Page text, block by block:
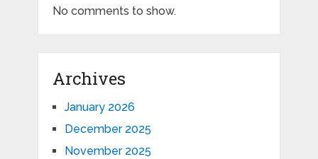
No comments to show.
Archives
January 2026
December 2025
November 2025